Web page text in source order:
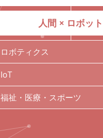
人間 × ロボット
ロボティクス
IoT
福祉・医療・スポーツ